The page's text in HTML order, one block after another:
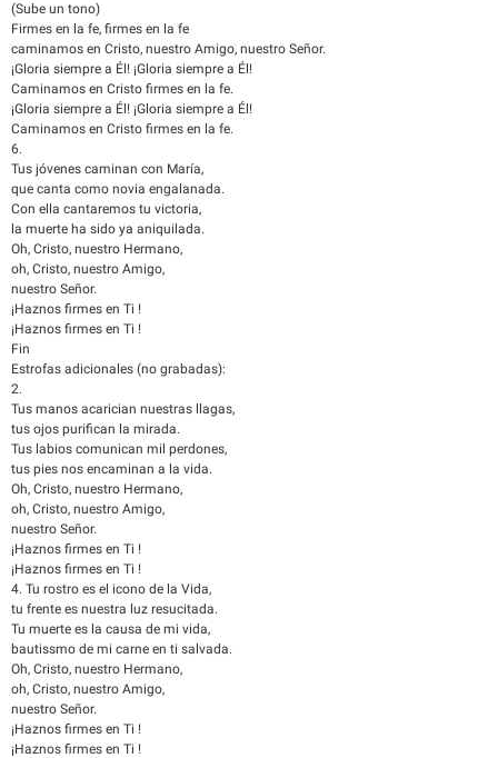
(Sube un tono)
Firmes en la fe, firmes en la fe
caminamos en Cristo, nuestro Amigo, nuestro Señor.
¡Gloria siempre a Él! ¡Gloria siempre a Él!
Caminamos en Cristo firmes en la fe.
¡Gloria siempre a Él! ¡Gloria siempre a Él!
Caminamos en Cristo firmes en la fe.
6.
Tus jóvenes caminan con María,
que canta como novia engalanada.
Con ella cantaremos tu victoria,
la muerte ha sido ya aniquilada.
Oh, Cristo, nuestro Hermano,
oh, Cristo, nuestro Amigo,
nuestro Señor.
¡Haznos firmes en Ti !
¡Haznos firmes en Ti !
Fin
Estrofas adicionales (no grabadas):
2.
Tus manos acarician nuestras llagas,
tus ojos purifican la mirada.
Tus labios comunican mil perdones,
tus pies nos encaminan a la vida.
Oh, Cristo, nuestro Hermano,
oh, Cristo, nuestro Amigo,
nuestro Señor.
¡Haznos firmes en Ti !
¡Haznos firmes en Ti !
4. Tu rostro es el icono de la Vida,
tu frente es nuestra luz resucitada.
Tu muerte es la causa de mi vida,
bautissmo de mi carne en ti salvada.
Oh, Cristo, nuestro Hermano,
oh, Cristo, nuestro Amigo,
nuestro Señor.
¡Haznos firmes en Ti !
¡Haznos firmes en Ti !